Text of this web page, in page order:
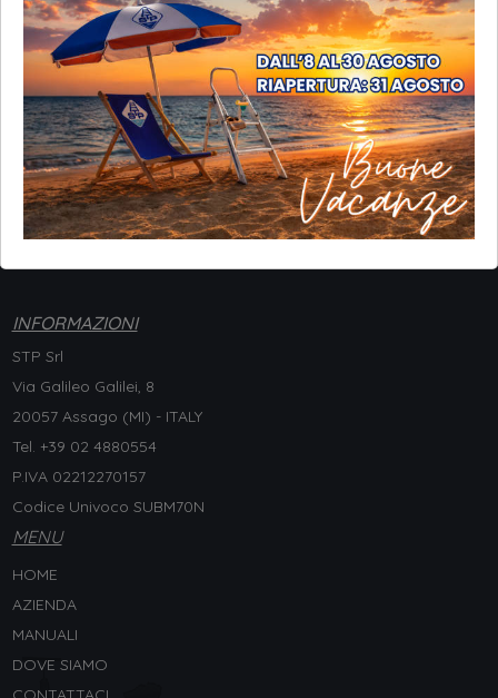
Piano inclinazione variabile in alluminio Peso Kg 20
Piano inclinazione variabile in alluminio Peso Kg 20
INFORMAZIONI
STP Srl
Via Galileo Galilei, 8
20057 Assago (MI) - ITALY
Tel. +39 02 4880554
P.IVA 02212270157
Codice Univoco SUBM70N
MENU
HOME
AZIENDA
MANUALI
DOVE SIAMO